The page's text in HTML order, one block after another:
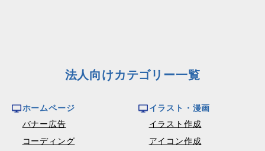
法人向けカテゴリー一覧
ホームページ
バナー広告
コーディング
イラスト・漫画
イラスト作成
アイコン作成